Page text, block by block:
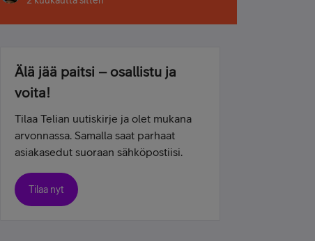
Älä jää paitsi – osallistu ja
voita!
Tilaa Telian uutiskirje ja olet mukana
arvonnassa. Samalla saat parhaat
asiakasedut suoraan sähköpostiisi.
Tilaa nyt